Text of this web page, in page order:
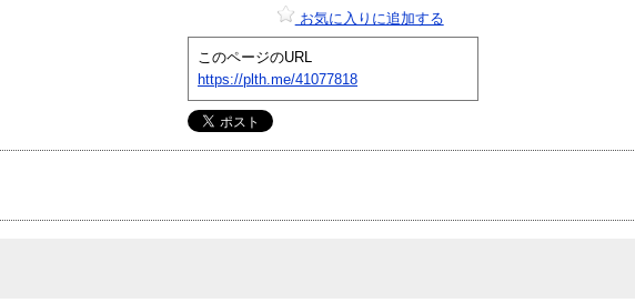
お気に入りに追加する
このページのURL
https://plth.me/41077818